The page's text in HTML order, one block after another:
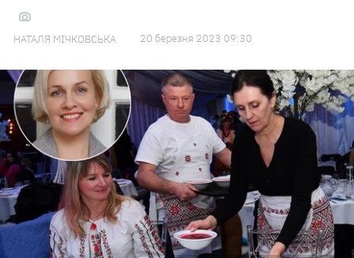
НАТАЛЯ МІЧКОВСЬКА 20 березня 2023 09:30